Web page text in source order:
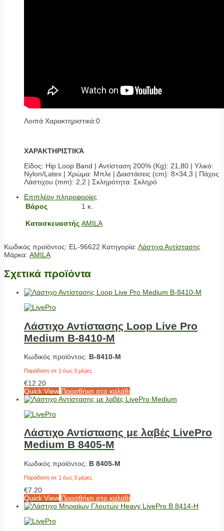
Λοιπά Χαρακτηριστικά:0
ΧΑΡΑΚΤΗΡΙΣΤΙΚΆ
Είδος: Hip Loop Band | Αντίσταση 200% (Kg): 21,80 | Υλικό:
Nylon/Latex | Χρώμα: Μπλε | Διαστάσεις (cm): 8×34,3 | Πάχος
Λάστιχου (mm): 2,2 | Σκληρότητα: Σκληρό
Επιπλέον πληροφορίες
Βάρος
1 κ.
Κατασκευαστής AMILA
Κωδικός προϊόντος: EL-96622 Κατηγορία: Λάστιχα Αντίστασης
Μάρκα: AMILA
Σχετικά προϊόντα
Λάστιχο Αντίστασης Loop Live Pro
Medium Β-8410-Μ
Κωδικός προϊόντος: Β-8410-Μ
Παράδοση σε 1 έως 3 μέρες
€12.20
Quick View Προσθήκη στο καλάθι
Λάστιχο Αντίστασης με λαβές LivePro
Medium Β 8405-M
Κωδικός προϊόντος: Β 8405-M
Παράδοση σε 1 έως 3 μέρες
€7.20
Quick View Προσθήκη στο καλάθι